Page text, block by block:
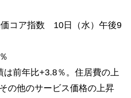
コア指数 10日（水）午後9
前年比+3.8％。住居費の上
の他のサービス価格の上昇